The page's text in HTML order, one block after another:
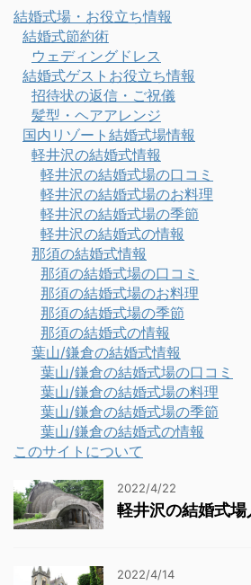
結婚式場・お役立ち情報
結婚式節約術
ウェディングドレス
結婚式ゲストお役立ち情報
招待状の返信・ご祝儀
髪型・ヘアアレンジ
国内リゾート結婚式場情報
軽井沢の結婚式情報
軽井沢の結婚式場の口コミ
軽井沢の結婚式場のお料理
軽井沢の結婚式場の季節
軽井沢の結婚式の情報
那須の結婚式情報
那須の結婚式場の口コミ
那須の結婚式場のお料理
那須の結婚式場の季節
那須の結婚式の情報
葉山/鎌倉の結婚式情報
葉山/鎌倉の結婚式場の口コミ
葉山/鎌倉の結婚式場の料理
葉山/鎌倉の結婚式場の季節
葉山/鎌倉の結婚式の情報
このサイトについて
2022/4/22
軽井沢の結婚式
2022/4/14